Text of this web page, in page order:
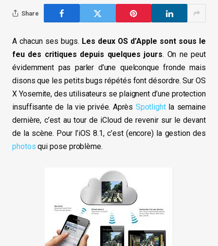
Share
A chacun ses bugs. Les deux OS d’Apple sont sous le
feu des critiques depuis quelques jours. On ne peut
évidemment pas parler d’une quelconque fronde mais
disons que les petits bugs répétés font désordre. Sur OS
X Yosemite, des utilisateurs se plaignent d’une protection
insuffisante de la vie privée. Après Spotlight la semaine
dernière, c’est au tour de iCloud de revenir sur le devant
de la scène. Pour l’iOS 8.1, c’est (encore) la gestion des
photos qui pose problème.